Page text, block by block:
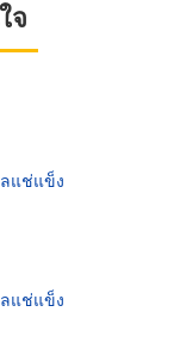
จ
แช่แข็ง
แช่แข็ง